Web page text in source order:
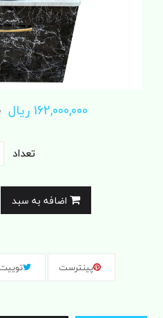
162,000,000 ریال
تعداد
اضافه به سبد
توییت پینترست